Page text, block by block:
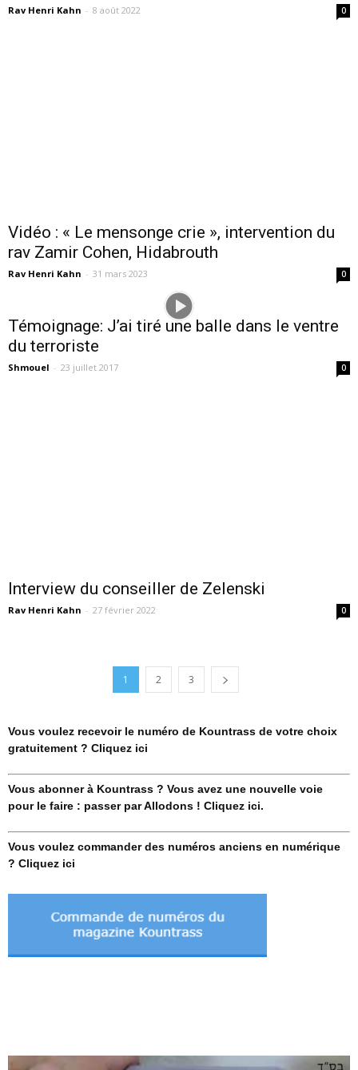
Rav Henri Kahn - 8 août 2022 0
Vidéo : « Le mensonge crie », intervention du
rav Zamir Cohen, Hidabrouth
Rav Henri Kahn - 31 mars 2023 0
Témoignage: J’ai tiré une balle dans le ventre
du terroriste
Shmouel - 23 juillet 2017 0
Interview du conseiller de Zelenski
Rav Henri Kahn - 27 février 2022 0
1 2 3
Vous voulez recevoir le numéro de Kountrass de votre choix
gratuitement ? Cliquez ici
Vous abonner à Kountrass ? Vous avez une nouvelle voie
pour le faire : passer par Allodons ! Cliquez ici.
Vous voulez commander des numéros anciens en numérique
? Cliquez ici